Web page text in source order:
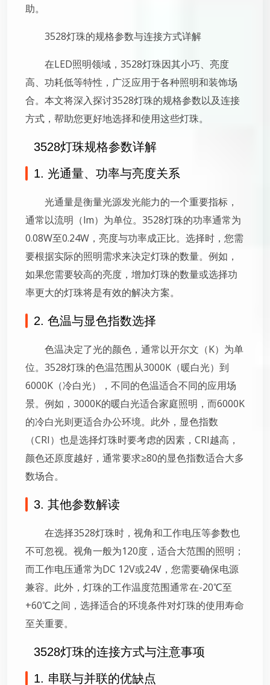
助。
3528灯珠的规格参数与连接方式详解
在LED照明领域，3528灯珠因其小巧、亮度
高、功耗低等特性，广泛应用于各种照明和装饰场
合。本文将深入探讨3528灯珠的规格参数以及连接
方式，帮助您更好地选择和使用这些灯珠。
3528灯珠规格参数详解
1. 光通量、功率与亮度关系
光通量是衡量光源发光能力的一个重要指标，
通常以流明（lm）为单位。3528灯珠的功率通常为
0.08W至0.24W，亮度与功率成正比。选择时，您需
要根据实际的照明需求来决定灯珠的数量。例如，
如果您需要较高的亮度，增加灯珠的数量或选择功
率更大的灯珠将是有效的解决方案。
2. 色温与显色指数选择
色温决定了光的颜色，通常以开尔文（K）为单
位。3528灯珠的色温范围从3000K（暖白光）到
6000K（冷白光），不同的色温适合不同的应用场
景。例如，3000K的暖白光适合家庭照明，而6000K
的冷白光则更适合办公环境。此外，显色指数
（CRI）也是选择灯珠时要考虑的因素，CRI越高，
颜色还原度越好，通常要求≥80的显色指数适合大多
数场合。
3. 其他参数解读
在选择3528灯珠时，视角和工作电压等参数也
不可忽视。视角一般为120度，适合大范围的照明；
而工作电压通常为DC 12V或24V，您需要确保电源
兼容。此外，灯珠的工作温度范围通常在-20℃至
+60℃之间，选择适合的环境条件对灯珠的使用寿命
至关重要。
3528灯珠的连接方式与注意事项
1. 串联与并联的优缺点